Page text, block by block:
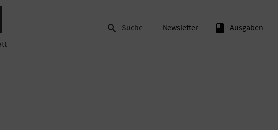
 Suche Newsletter book Ausgaben